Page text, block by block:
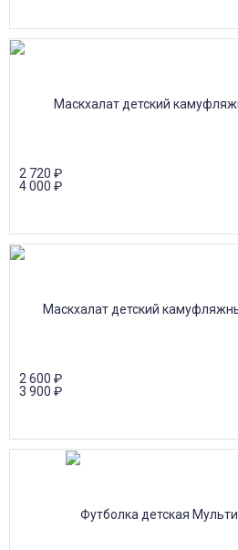
2 720 ₽
4 000 ₽
2 600 ₽
3 900 ₽